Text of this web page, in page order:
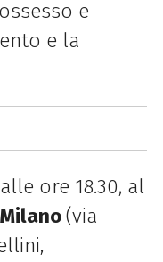
e
e la
ore 18.30, al
Milano(via